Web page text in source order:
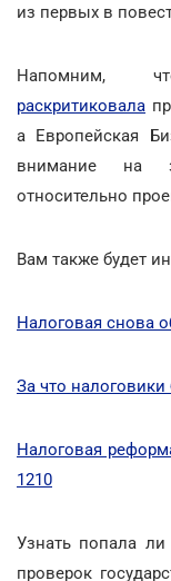
из первых в
Напомним,
раскритиковала
а Европейская
внимание на
относительно
Вам также будет
Налоговая снова
За что
Налоговая
1210
Узнать попала
проверок